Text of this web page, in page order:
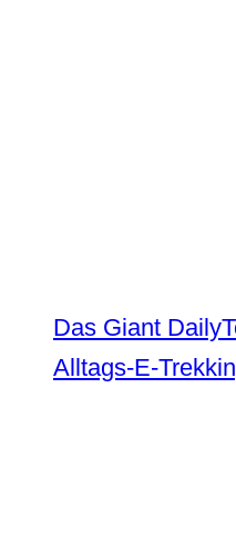
Das Giant
Alltags-E-